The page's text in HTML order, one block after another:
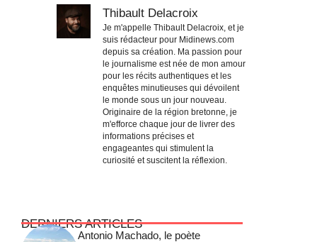
Thibault Delacroix
Je m'appelle Thibault Delacroix, et je
suis rédacteur pour Midinews.com
depuis sa création. Ma passion pour
le journalisme est née de mon amour
pour les récits authentiques et les
enquêtes minutieuses qui dévoilent
le monde sous un jour nouveau.
Originaire de la région bretonne, je
m'efforce chaque jour de livrer des
informations précises et
engageantes qui stimulent la
curiosité et suscitent la réflexion.
DERNIERS ARTICLES
Antonio Machado, le poète